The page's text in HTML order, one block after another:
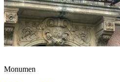
Monumen